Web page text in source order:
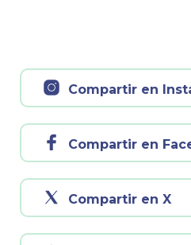
Compartir en
Compartir en
Compartir en X